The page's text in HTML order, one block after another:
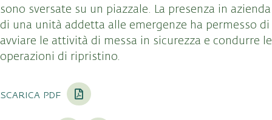
sono sversate su un piazzale. La presenza in azienda
di una unità addetta alle emergenze ha permesso di
avviare le attività di messa in sicurezza e condurre le
operazioni di ripristino.
scarica pdf